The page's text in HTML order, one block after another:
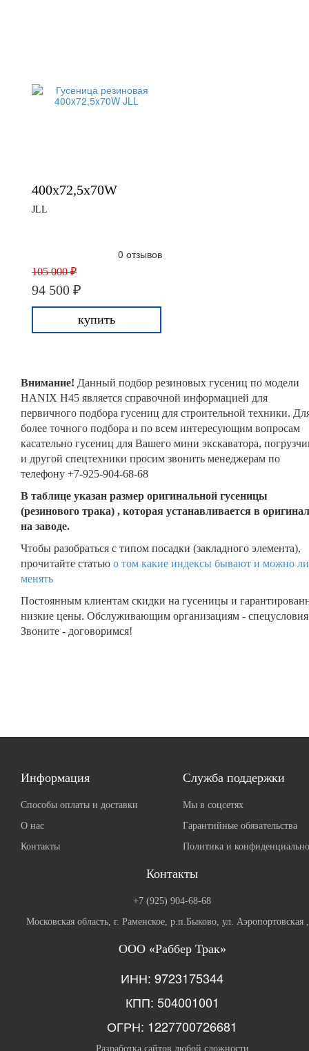
400x72,5x70W
JLL
0 отзывов
105 000 ₽
94 500 ₽
купить
Внимание! Данный подбор резиновых гусениц по модели
HANIX H45 является справочной информацией для
первичного подбора гусениц для строительной техники.
более точного подбора и по всем интересующим вопросам
касательно гусениц для Вашего мини экскаватора,
и другой спецтехники просим звонить менеджерам по
телефону +7-925-904-68-68
В таблице указан размер оригинальной гусеницы
(резинового трака) , которая устанавливается в
на заводе.
Чтобы разобраться с типом посадки (закладного элемента),
прочитайте статью о том какие индексы бывают и можно
менять
Постоянным клиентам скидки на гусеницы и
низкие цены. Обслуживающим организациям -
Звоните - договоримся!
Информация
Способы оплаты и доставки
О нас
Контакты
Служба поддержки
Мы в соцсетях
Гарантийные обязательства
Политика и
Контакты
+7 (925) 904-68-68
Московская область, г. Раменское, р.п.Быково, ул. Аэропортовская
ООО «Раббер Трак»
ИНН: 9723175344
КПП: 504001001
ОГРН: 1227700726681
Разработка сайтов любой сложности